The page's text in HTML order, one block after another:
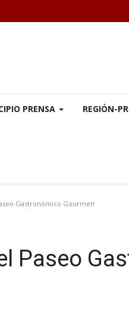
PRENSA REGIÓN-
Gastronómico Gourmet!
Paseo